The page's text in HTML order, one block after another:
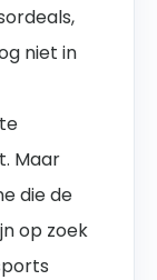
niet in
Maar
die de
op zoek